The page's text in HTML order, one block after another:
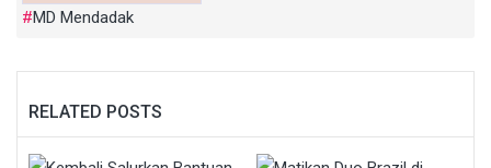
MD Mendadak
RELATED POSTS